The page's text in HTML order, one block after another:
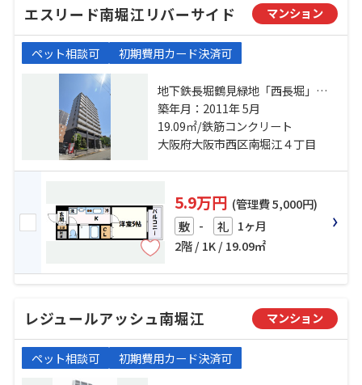
エスリード南堀江リバーサイド マンション
ペット相談可 初期費用カード決済可
地下鉄長堀鶴見緑地「西長堀」
駅 徒歩9分 阪神電鉄阪神なんば「桜
川」駅 徒歩7分 関西本線「ＪＲ難
波」駅 徒歩15分
築年月：2011年 5月
19.09㎡/鉄筋コンクリート
大阪府大阪市西区南堀江４丁目
5.9万円 (管理費 5,000円)
敷 - 礼 1ヶ月
2階 / 1K / 19.09㎡
レジュールアッシュ南堀江 マンション
ペット相談可 初期費用カード決済可